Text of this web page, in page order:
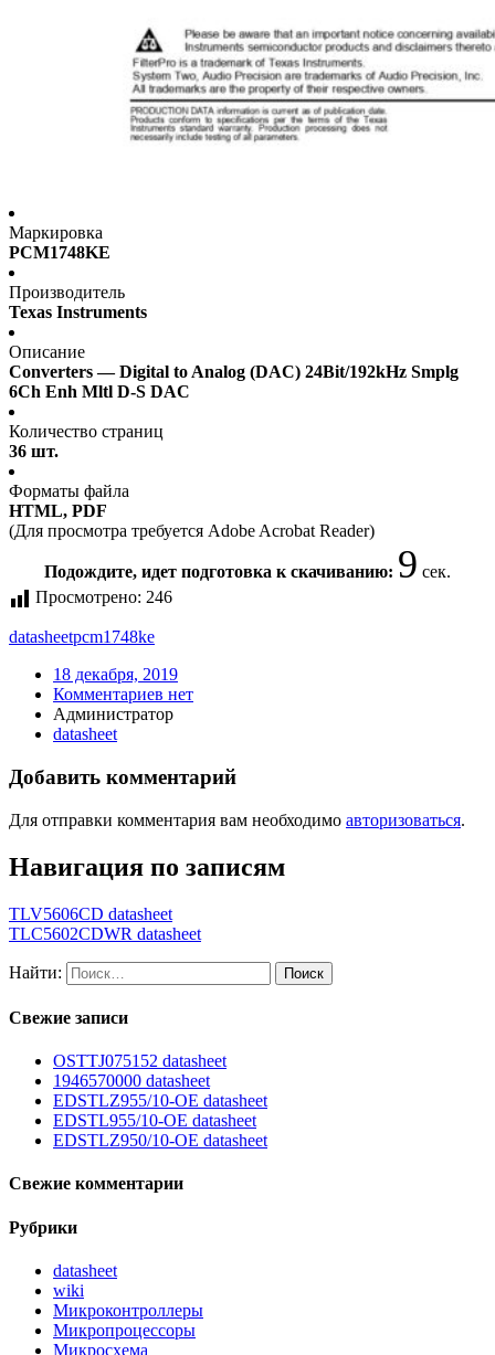
Маркировка
PCM1748KE
Производитель
Texas Instruments
Описание
Converters — Digital to Analog (DAC) 24Bit/192kHz Smplg
6Ch Enh Mltl D-S DAC
Количество страниц
36 шт.
Форматы файла
HTML, PDF
(Для просмотра требуется Adobe Acrobat Reader)
Подождите, идет подготовка к скачиванию: 8 сек.
Просмотрено: 246
datasheetpcm1748ke
18 декабря, 2019
Комментариев нет
Администратор
datasheet
Добавить комментарий
Для отправки комментария вам необходимо авторизоваться.
Навигация по записям
TLV5606CD datasheet
TLC5602CDWR datasheet
Найти:
Свежие записи
OSTTJ075152 datasheet
1946570000 datasheet
EDSTLZ955/10-OE datasheet
EDSTL955/10-OE datasheet
EDSTLZ950/10-OE datasheet
Свежие комментарии
Рубрики
datasheet
wiki
Микроконтроллеры
Микропроцессоры
Микросхема